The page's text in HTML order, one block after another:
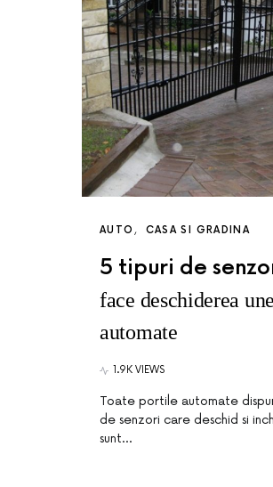
AUTO CASA SI GRADINA
5 tipuri de
face deschiderea
automate
1.9K VIEWS
Toate portile automate
de senzori care deschid si
sunt…